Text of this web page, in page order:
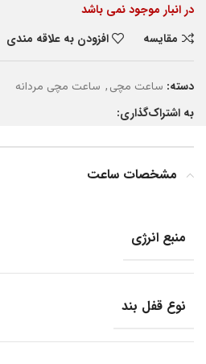
در انبار موجود نمی باشد
مقایسه
افزودن به علاقه مندی
دسته: ساعت مچی, ساعت مچی مردانه
به اشتراک‌گذاری:
مشخصات ساعت
منبع انرژی
نوع قفل بند